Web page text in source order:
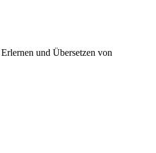
und Übersetzen von